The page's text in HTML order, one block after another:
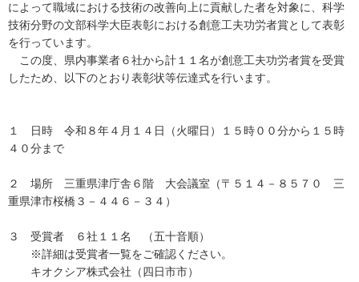
によって職域における技術の改善向上に貢献した者を対象に、科学
技術分野の文部科学大臣表彰における創意工夫功労者賞として表彰
を行っています。
この度、県内事業者６社から計１１名が創意工夫功労者賞を受賞
したため、以下のとおり表彰状等伝達式を行います。
１ 日時 令和８年４月１４日（火曜日）１５時００分から１５時
４０分まで
２ 場所 三重県津庁舎６階 大会議室（〒５１４－８５７０ 三
重県津市桜橋３－４４６－３４）
３ 受賞者 ６社１１名 （五十音順）
※詳細は受賞者一覧をご確認ください。
キオクシア株式会社（四日市市）